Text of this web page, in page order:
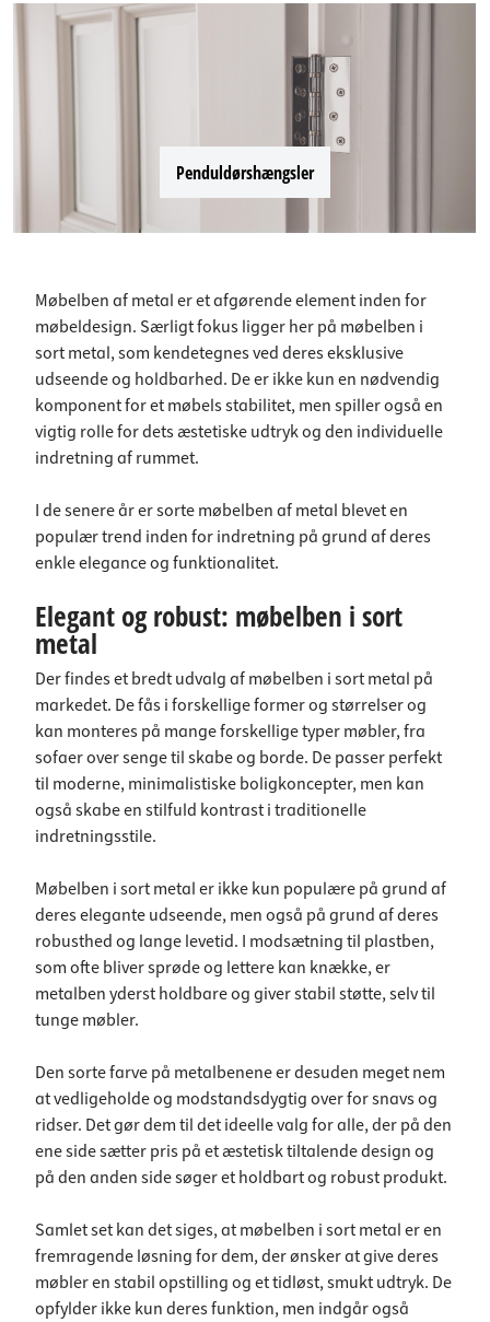
Penduldørshængsler
Møbelben af metal er et afgørende element inden for
møbeldesign. Særligt fokus ligger her på møbelben i
sort metal, som kendetegnes ved deres eksklusive
udseende og holdbarhed. De er ikke kun en nødvendig
komponent for et møbels stabilitet, men spiller også en
vigtig rolle for dets æstetiske udtryk og den individuelle
indretning af rummet.
I de senere år er sorte møbelben af metal blevet en
populær trend inden for indretning på grund af deres
enkle elegance og funktionalitet.
Elegant og robust: møbelben i sort
metal
Der findes et bredt udvalg af møbelben i sort metal på
markedet. De fås i forskellige former og størrelser og
kan monteres på mange forskellige typer møbler, fra
sofaer over senge til skabe og borde. De passer perfekt
til moderne, minimalistiske boligkoncepter, men kan
også skabe en stilfuld kontrast i traditionelle
indretningsstile.
Møbelben i sort metal er ikke kun populære på grund af
deres elegante udseende, men også på grund af deres
robusthed og lange levetid. I modsætning til plastben,
som ofte bliver sprøde og lettere kan knække, er
metalben yderst holdbare og giver stabil støtte, selv til
tunge møbler.
Den sorte farve på metalbenene er desuden meget nem
at vedligeholde og modstandsdygtig over for snavs og
ridser. Det gør dem til det ideelle valg for alle, der på den
ene side sætter pris på et æstetisk tiltalende design og
på den anden side søger et holdbart og robust produkt.
Samlet set kan det siges, at møbelben i sort metal er en
fremragende løsning for dem, der ønsker at give deres
møbler en stabil opstilling og et tidløst, smukt udtryk. De
opfylder ikke kun deres funktion, men indgår også